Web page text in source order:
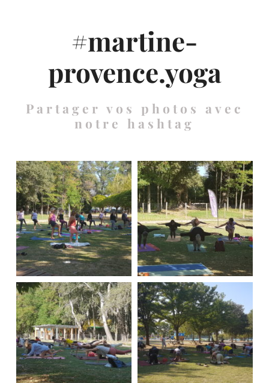
#martine-
provence.yoga
Partager vos photos avec
notre hashtag